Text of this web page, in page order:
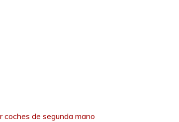
coches de segunda mano